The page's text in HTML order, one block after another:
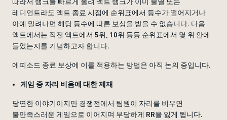
레디언트라도 액트 종료 시점에 순위표에서 등수가 떨어지거나
아예 밀려나면 해당 등수에 따른 보상을 받을 수 없습니다. 다음
액트에서는 직전 액트에서 5위, 10위 등등 순위표에서 몇 위 안에
들었는지를 기념하고자 합니다.
에피소드 종료 보상에 이를 적용하는 방법은 아직 논의 중입니다.
게임 중 자리 비움에 대한 제재
당연한 이야기이지만 경쟁전에서 팀원이 자리를 비우면
불만족스러운 게임으로 이어지며 부당하게 RR을 잃게 됩니다.